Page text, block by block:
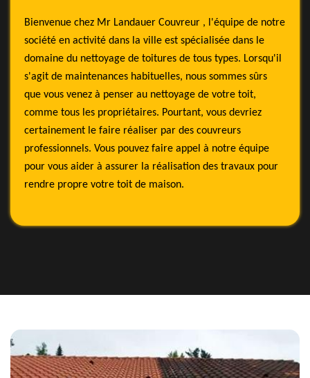
Bienvenue chez Mr Landauer Couvreur , l'équipe de notre
société en activité dans la ville est spécialisée dans le
domaine du nettoyage de toitures de tous types. Lorsqu'il
s'agit de maintenances habituelles, nous sommes sûrs
que vous venez à penser au nettoyage de votre toit,
comme tous les propriétaires. Pourtant, vous devriez
certainement le faire réaliser par des couvreurs
professionnels. Vous pouvez faire appel à notre équipe
pour vous aider à assurer la réalisation des travaux pour
rendre propre votre toit de maison.